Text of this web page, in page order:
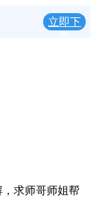
立即下
求师哥师姐帮